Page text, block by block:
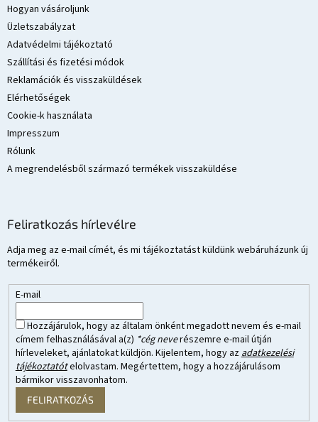
Hogyan vásároljunk
Üzletszabályzat
Adatvédelmi tájékoztató
Szállítási és fizetési módok
Reklamációk és visszaküldések
Elérhetőségek
Cookie-k használata
Impresszum
Rólunk
A megrendelésből származó termékek visszaküldése
Feliratkozás hírlevélre
Adja meg az e-mail címét, és mi tájékoztatást küldünk webáruházunk új
termékeiről.
E-mail
Hozzájárulok, hogy az általam önként megadott nevem és e-mail
címem felhasználásával a(z) *cég neverészemre e-mail útján
hírleveleket, ajánlatokat küldjön. Kijelentem, hogy azadatkezelési
tájékoztatótelolvastam. Megértettem, hogy a hozzájárulásom
bármikor visszavonhatom.
FELIRATKOZÁS